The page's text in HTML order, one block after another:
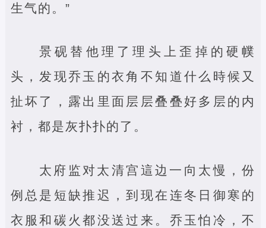
生气的。”
景砚替他理了理头上歪掉的硬幞
头，发现乔玉的衣角不知道什么時候又
扯坏了，露出里面层层叠叠好多层的内
衬，都是灰扑扑的了。
太府监对太清宫這边一向太慢，份
例总是短缺推迟，到现在连冬日御寒的
衣服和碳火都没送过来。乔玉怕冷，不